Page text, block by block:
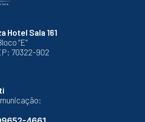
Hotel Sala 161
“E”
70322-902